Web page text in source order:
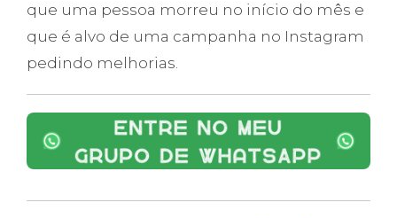
que uma pessoa morreu no início do mês e
que é alvo de uma campanha no Instagram
pedindo melhorias.